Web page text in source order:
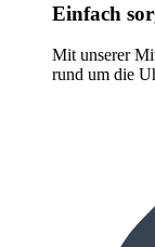
Einfach
Mit unserer
rund um die